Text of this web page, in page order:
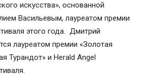
искусства», основанной
Васильевым, лауреатом премии
этого года. Дмитрий
лауреатом премии «Золотая
Турандот» и Herald Angel